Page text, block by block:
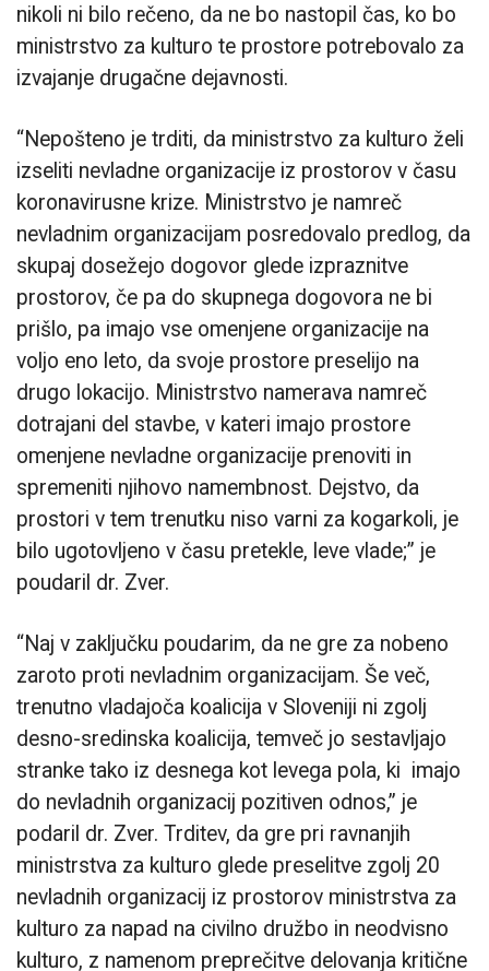
nikoli ni bilo rečeno, da ne bo nastopil čas, ko bo
ministrstvo za kulturo te prostore potrebovalo za
izvajanje drugačne dejavnosti.
“Nepošteno je trditi, da ministrstvo za kulturo želi
izseliti nevladne organizacije iz prostorov v času
koronavirusne krize. Ministrstvo je namreč
nevladnim organizacijam posredovalo predlog, da
skupaj dosežejo dogovor glede izpraznitve
prostorov, če pa do skupnega dogovora ne bi
prišlo, pa imajo vse omenjene organizacije na
voljo eno leto, da svoje prostore preselijo na
drugo lokacijo. Ministrstvo namerava namreč
dotrajani del stavbe, v kateri imajo prostore
omenjene nevladne organizacije prenoviti in
spremeniti njihovo namembnost. Dejstvo, da
prostori v tem trenutku niso varni za kogarkoli, je
bilo ugotovljeno v času pretekle, leve vlade;” je
poudaril dr. Zver.
“Naj v zaključku poudarim, da ne gre za nobeno
zaroto proti nevladnim organizacijam. Še več,
trenutno vladajoča koalicija v Sloveniji ni zgolj
desno-sredinska koalicija, temveč jo sestavljajo
stranke tako iz desnega kot levega pola, ki imajo
do nevladnih organizacij pozitiven odnos,” je
podaril dr. Zver. Trditev, da gre pri ravnanjih
ministrstva za kulturo glede preselitve zgolj 20
nevladnih organizacij iz prostorov ministrstva za
kulturo za napad na civilno družbo in neodvisno
kulturo, z namenom preprečitve delovanja kritične